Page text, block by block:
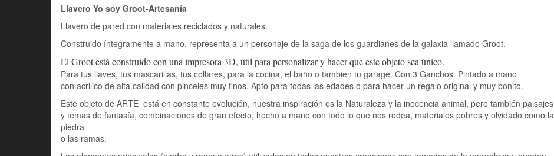
Llavero Yo soy Groot-Artesanía
Llavero de pared con materiales reciclados y naturales.
Construido íntegramente a mano, representa a un personaje de la saga de los guardianes de la galaxia llamado Groot.
El Groot está construido con una impresora 3D, útil para personalizar y hacer que este objeto sea único.
Para tus llaves, tus mascarillas, tus collares, para la cocina, el baño o tambien tu garage. Con 3 Ganchos. Pintado a mano
con acrilico de alta calidad con pinceles muy finos. Apto para todas las edades o para hacer un regalo original y muy bonito.
Este objeto de ARTE está en constante evolución, nuestra inspiración es la Naturaleza y la inocencia animal, pero también paisajes
y temas de fantasía, combinaciones de gran efecto, hecho a mano con todo lo que nos rodea, materiales pobres y olvidado como la
piedra
o las ramas.